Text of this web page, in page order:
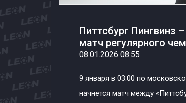
Питтсбург Пингвинз
матч регулярного
08.01.2026 08:55
9 января в 03:00 по
начнется матч между